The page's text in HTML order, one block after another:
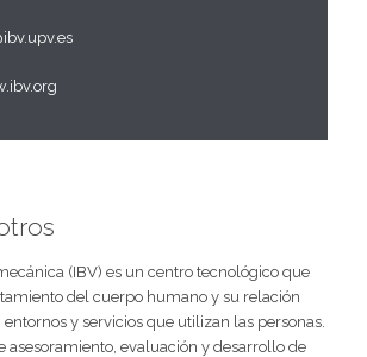
(IBV) es un centro tecnológico que
del cuerpo humano y su relación
y servicios que utilizan las personas.
asesoramiento, evaluación y desarrollo de